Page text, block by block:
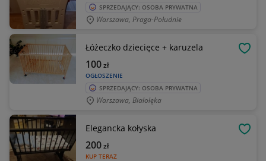
SPRZEDAJĄCY: OSOBA PRYWATNA
Warszawa, Praga-Południe
Łóżeczko dziecięce + karuzela
OGŁOSZENIE
100zł
SPRZEDAJĄCY: OSOBA PRYWATNA
Warszawa, Białołęka
Elegancka kołyska
KUP TERAZ
200zł